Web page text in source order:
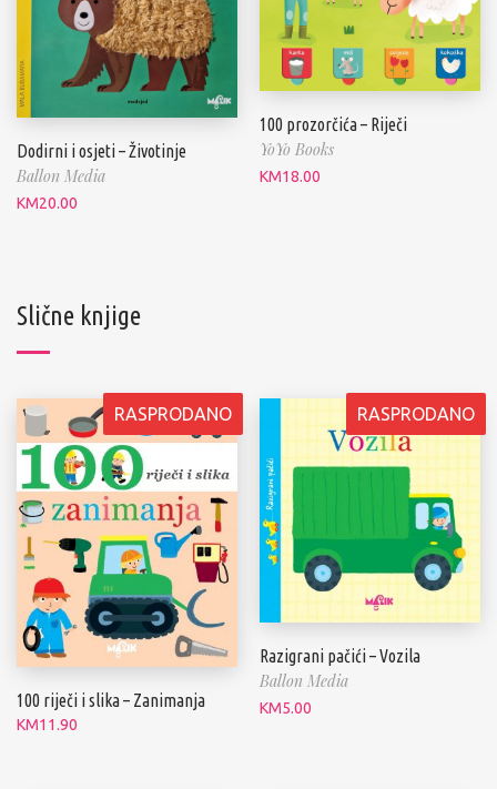
Dodirni i osjeti – Životinje
Ballon Media
KM20.00
100 prozorčića – Riječi
YoYo Books
KM18.00
Slične knjige
RASPRODANO
100 riječi i slika – Zanimanja
KM11.90
RASPRODANO
Razigrani pačići – Vozila
Ballon Media
KM5.00